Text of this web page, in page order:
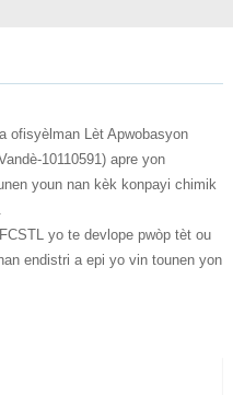
ofisyèlman Lèt Apwobasyon
10110591) apre yon
youn nan kèk konpayi chimik
yo te devlope pwòp tèt ou
endistri a epi yo vin tounen yon